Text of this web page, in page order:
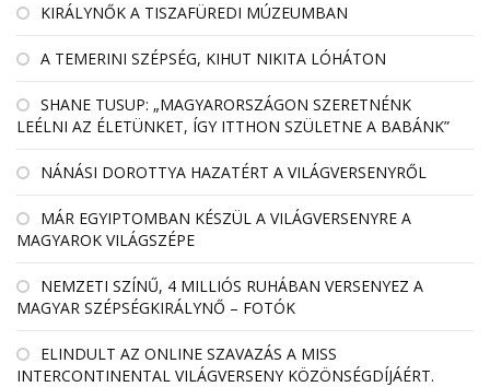
KIRÁLYNŐK A TISZAFÜREDI MÚZEUMBAN
A TEMERINI SZÉPSÉG, KIHUT NIKITA LÓHÁTON
SHANE TUSUP: „MAGYARORSZÁGON SZERETNÉNK
LEÉLNI AZ ÉLETÜNKET, ÍGY ITTHON SZÜLETNE A BABÁNK”
NÁNÁSI DOROTTYA HAZATÉRT A VILÁGVERSENYRŐL
MÁR EGYIPTOMBAN KÉSZÜL A VILÁGVERSENYRE A
MAGYAROK VILÁGSZÉPE
NEMZETI SZÍNŰ, 4 MILLIÓS RUHÁBAN VERSENYEZ A
MAGYAR SZÉPSÉGKIRÁLYNŐ – FOTÓK
ELINDULT AZ ONLINE SZAVAZÁS A MISS
INTERCONTINENTAL VILÁGVERSENY KÖZÖNSÉGDÍJÁÉRT.